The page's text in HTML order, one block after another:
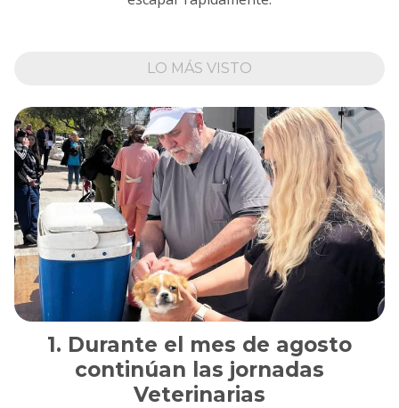
LO MÁS VISTO
Durante el mes de agosto
continúan las jornadas
Veterinarias